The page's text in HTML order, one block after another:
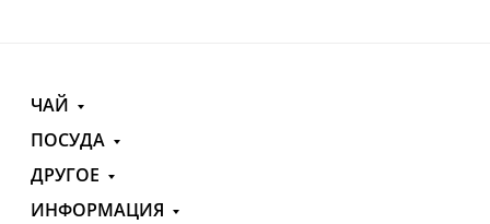
ЧАЙ
ПОСУДА
ДРУГОЕ
ИНФОРМАЦИЯ